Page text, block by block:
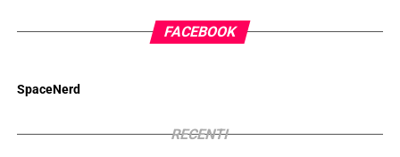
FACEBOOK
SpaceNerd
RECENTI